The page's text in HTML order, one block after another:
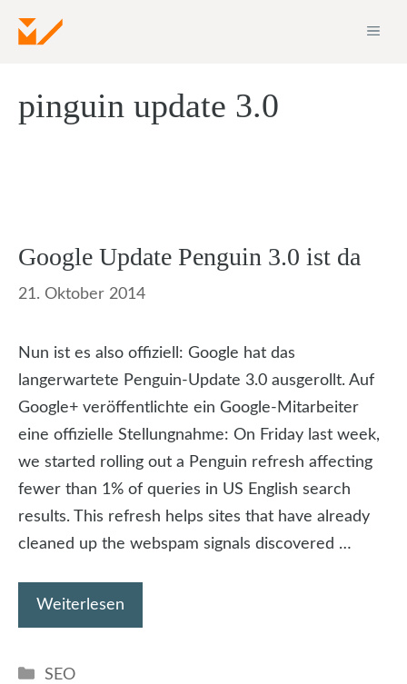
Inhalt
pinguin update 3.0
Google Update Penguin 3.0 ist da
21. Oktober 2014
Nun ist es also offiziell: Google hat das
langerwartete Penguin-Update 3.0 ausgerollt. Auf
Google+ veröffentlichte ein Google-Mitarbeiter
eine offizielle Stellungnahme: On Friday last week,
we started rolling out a Penguin refresh affecting
fewer than 1% of queries in US English search
results. This refresh helps sites that have already
cleaned up the webspam signals discovered …
Weiterlesen
Kategorien
SEO